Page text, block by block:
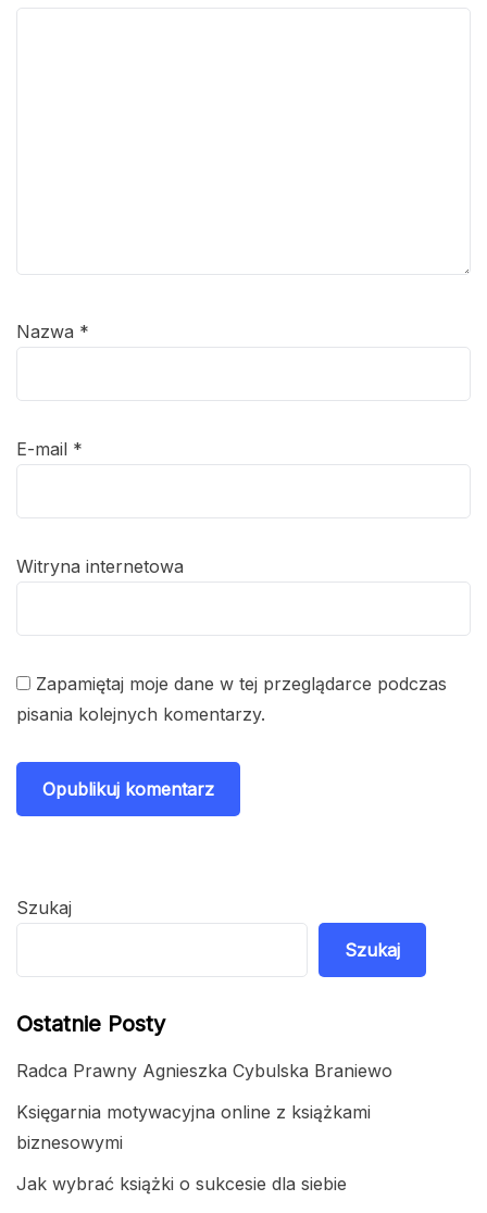
Nazwa *
E-mail *
Witryna internetowa
Zapamiętaj moje dane w tej przeglądarce podczas
pisania kolejnych komentarzy.
Szukaj
Szukaj
Ostatnie Posty
Radca Prawny Agnieszka Cybulska Braniewo
Księgarnia motywacyjna online z książkami
biznesowymi
Jak wybrać książki o sukcesie dla siebie